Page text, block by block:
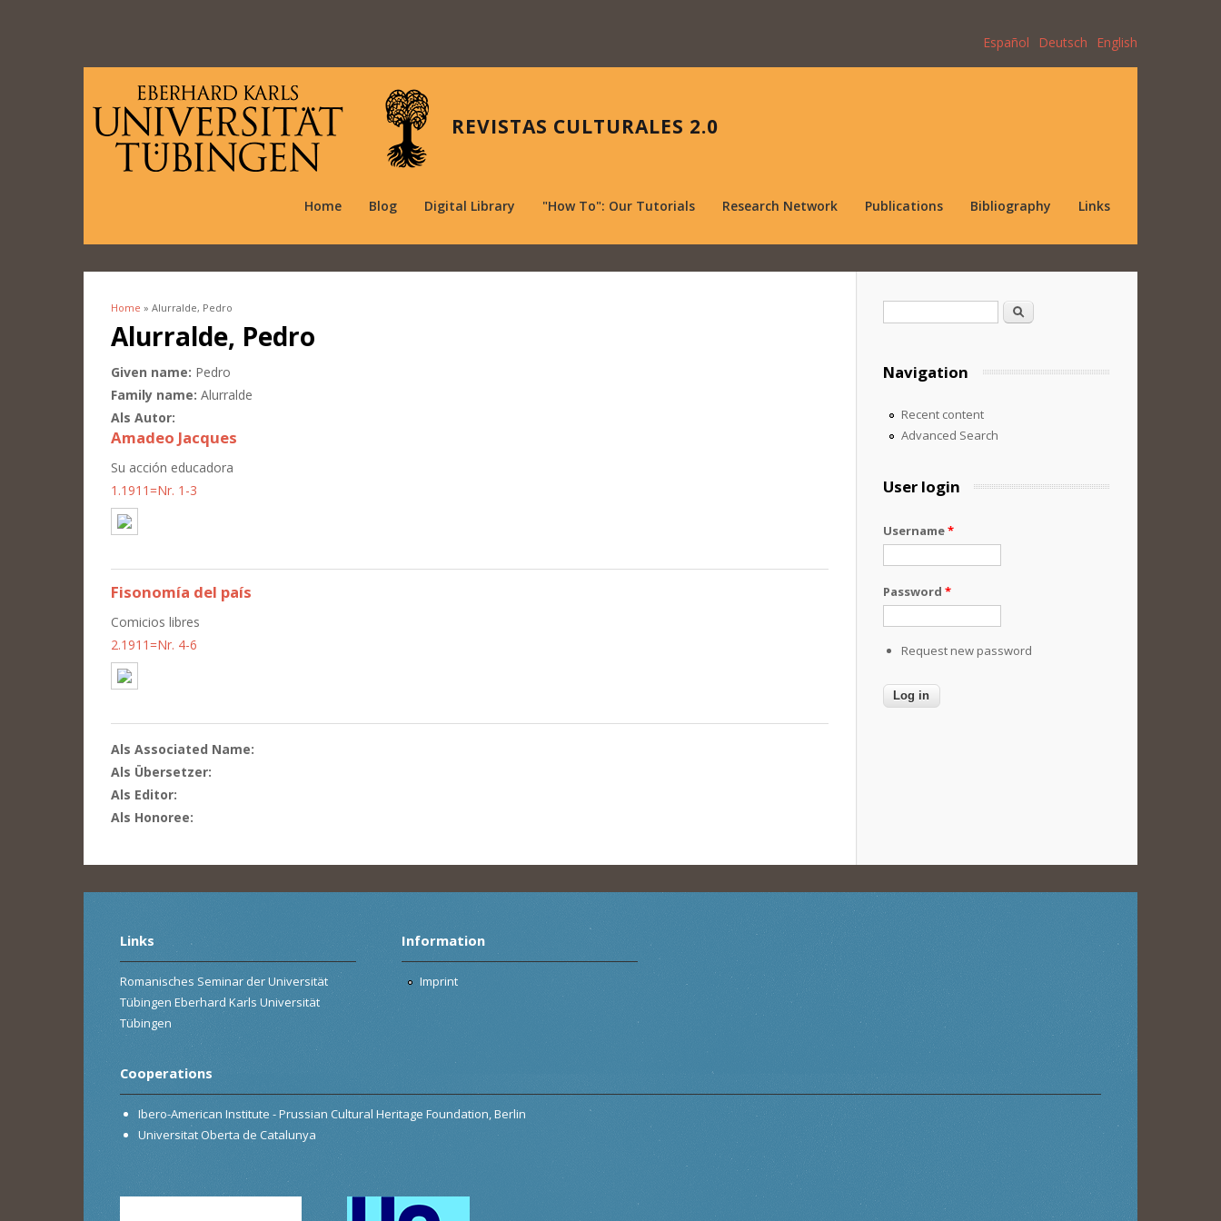
Español Deutsch English
REVISTAS CULTURALES 2.0
Home Blog Digital Library "How To": Our Tutorials Research Network Publications Bibliography Links
You are here
Home » Alurralde, Pedro
Alurralde, Pedro
Given name: Pedro
Family name: Alurralde
Als Autor:
Amadeo Jacques
Su acción educadora
1.1911=Nr. 1-3
Fisonomía del país
Comicios libres
2.1911=Nr. 4-6
Als Associated Name:
Als Übersetzer:
Als Editor:
Als Honoree:
Search
Navigation
Recent content
Advanced Search
User login
Username*
Password *
Request new password
Links
Romanisches Seminar der Universität
Tübingen Eberhard Karls Universität
Tübingen
Information
Imprint
Cooperations
Ibero-American Institute - Prussian Cultural Heritage Foundation, Berlin
Universitat Oberta de Catalunya